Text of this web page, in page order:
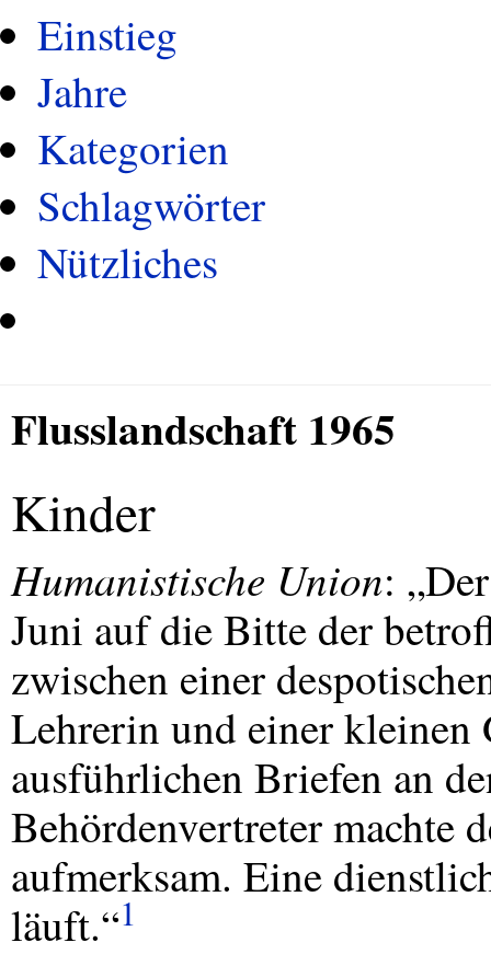
Einstieg
Jahre
Kategorien
Schlagwörter
Nützliches
Flusslandschaft 1965
Kinder
Humanistische Union:
Juni auf die Bitte der
zwischen einer
Lehrerin und einer
ausführlichen Briefen an
Behördenvertreter machte
aufmerksam. Eine
läuft.“1